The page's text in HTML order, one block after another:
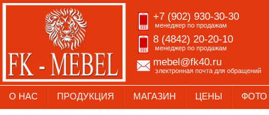
+7 (902) 930-30-30
менеджер по продажам
8 (4842) 20-20-10
менеджер по продажам
mebel@fk40.ru
электронная почта для обращений
О НАС ПРОДУКЦИЯ МАГАЗИН ЦЕНЫ ФОТО